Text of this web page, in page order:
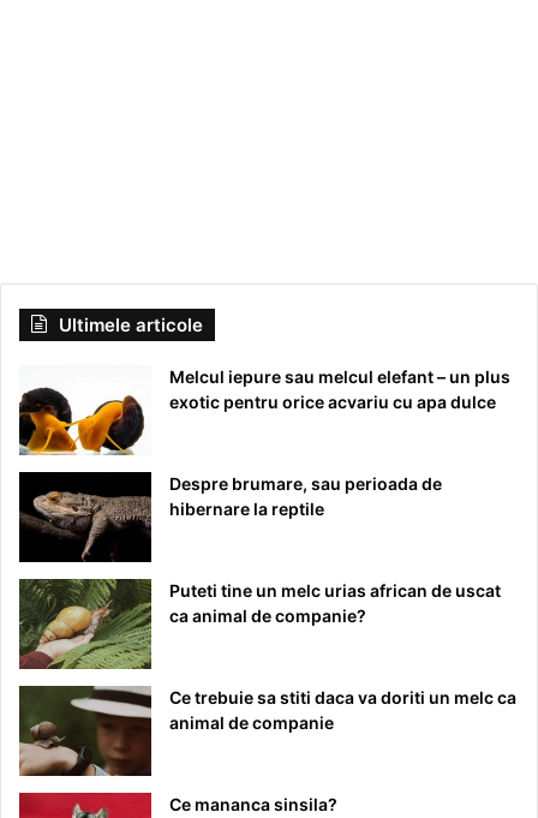
Ultimele articole
Melcul iepure sau melcul elefant – un plus
exotic pentru orice acvariu cu apa dulce
Despre brumare, sau perioada de
hibernare la reptile
Puteti tine un melc urias african de uscat
ca animal de companie?
Ce trebuie sa stiti daca va doriti un melc ca
animal de companie
Ce mananca sinsila?